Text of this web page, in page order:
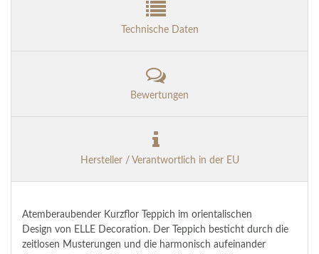
Technische Daten
Bewertungen
Hersteller / Verantwortlich in der EU
Atemberaubender Kurzflor Teppich im orientalischen
Design von ELLE Decoration. Der Teppich besticht durch die
zeitlosen Musterungen und die harmonisch aufeinander